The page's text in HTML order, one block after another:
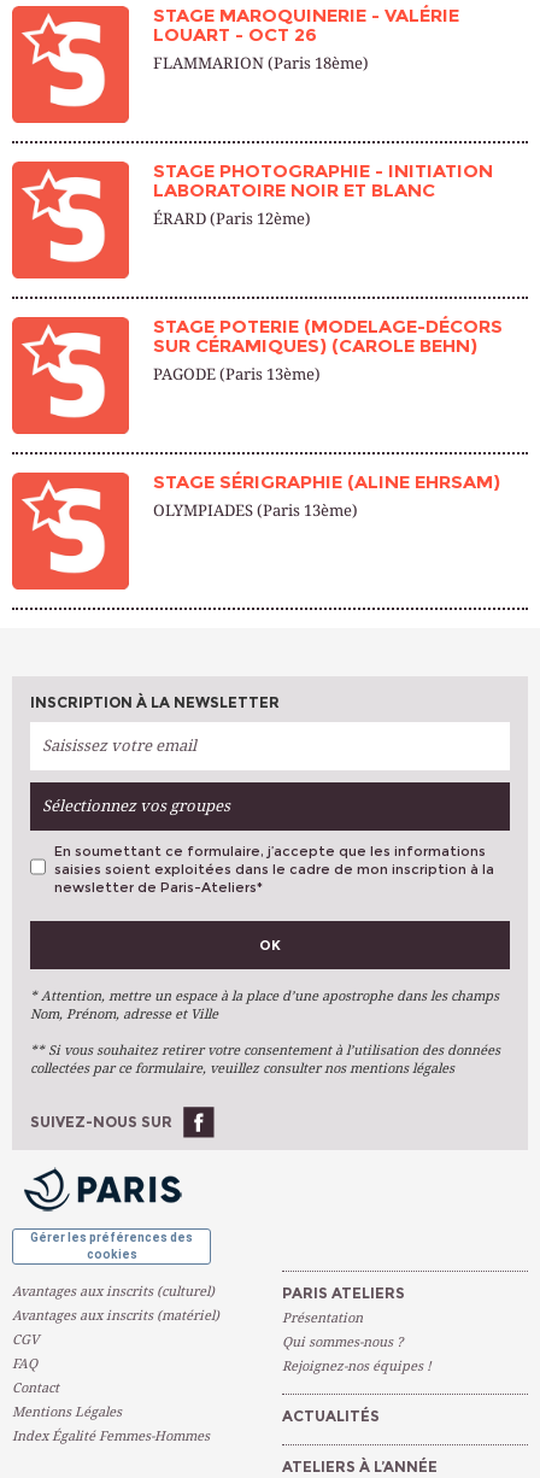
STAGE MAROQUINERIE - VALÉRIE
LOUART - OCT 26
FLAMMARION (Paris 18ème)
STAGE PHOTOGRAPHIE - INITIATION
LABORATOIRE NOIR ET BLANC
ÉRARD (Paris 12ème)
STAGE POTERIE (MODELAGE-DÉCORS
SUR CÉRAMIQUES) (CAROLE BEHN)
PAGODE (Paris 13ème)
STAGE SÉRIGRAPHIE (ALINE EHRSAM)
OLYMPIADES (Paris 13ème)
INSCRIPTION À LA NEWSLETTER
Sélectionnez vos groupes
VOS PRÉFÉRENCES
Arts Plastiques
Arts Du Texte
Arts Numériques
Ateliers À L'année
En soumettant ce formulaire, j’accepte que les informations
saisies soient exploitées dans le cadre de mon inscription à la
newsletter de Paris-Ateliers*
OK
* Attention, mettre un espace à la place d’une apostrophe dans les champs
Nom, Prénom, adresse et Ville
** Si vous souhaitez retirer votre consentement à l’utilisation des données
collectées par ce formulaire, veuillez consulter nos mentions légales
SUIVEZ-NOUS SUR
Gérer les préférences des
cookies
Avantages aux inscrits (culturel)
Avantages aux inscrits (matériel)
CGV
FAQ
Contact
Mentions Légales
Index Égalité Femmes-Hommes
PARIS ATELIERS
Présentation
Qui sommes-nous ?
Rejoignez-nos équipes !
ACTUALITÉS
ATELIERS À L’ANNÉE